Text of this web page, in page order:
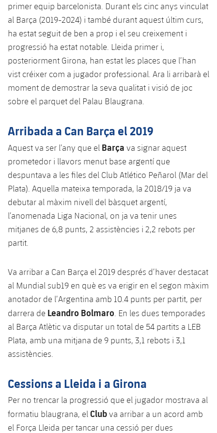
La Masia
Serveis Mèdics
Accessibilitat
Acreditacions
Instal·lacions
primer equip barcelonista. Durant els cinc anys vinculat
al Barça (2019-2024) i també durant aquest últim curs,
ha estat seguit de ben a prop i el seu creixement i
progressió ha estat notable. Lleida primer i,
posteriorment Girona, han estat les places que l’han
vist créixer com a jugador professional. Ara li arribarà el
moment de demostrar la seva qualitat i visió de joc
sobre el parquet del Palau Blaugrana.
Arribada a Can Barça el 2019
Aquest va ser l’any que el Barça va signar aquest
prometedor i llavors menut base argentí que
despuntava a les files del Club Atlético Peñarol (Mar del
Plata). Aquella mateixa temporada, la 2018/19 ja va
debutar al màxim nivell del bàsquet argentí,
l’anomenada Liga Nacional, on ja va tenir unes
mitjanes de 6,8 punts, 2 assistències i 2,2 rebots per
partit.
Va arribar a Can Barça el 2019 després d’haver destacat
al Mundial sub19 en què es va erigir en el segon màxim
anotador de l’Argentina amb 10.4 punts per partit, per
darrera de Leandro Bolmaro . En les dues temporades
al Barça Atlètic va disputar un total de 54 partits a LEB
Plata, amb una mitjana de 9 punts, 3,1 rebots i 3,1
assistències.
Cessions a Lleida i a Girona
Per no trencar la progressió que el jugador mostrava al
formatiu blaugrana, el Clubva arribar a un acord amb
el Força Lleida per tancar una cessió per dues